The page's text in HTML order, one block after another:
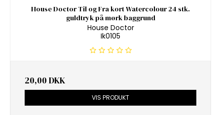
House Doctor Til og Fra kort Watercolour 24 stk.
guldtryk på mørk baggrund
House Doctor
Ik0105
20,00 DKK
VIS PRODUKT